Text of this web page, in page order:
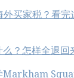
买家税？看完
？怎样全退回
Markham